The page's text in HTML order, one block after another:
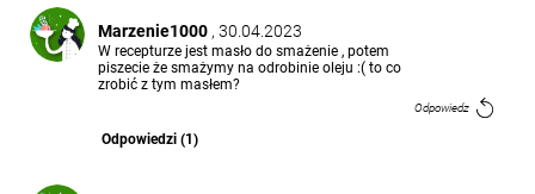
Marzenie1000 , 30.04.2023
W recepturze jest masło do smażenie , potem
piszecie że smażymy na odrobinie oleju :( to co
zrobić z tym masłem?
Odpowiedz
Odpowiedzi (1)